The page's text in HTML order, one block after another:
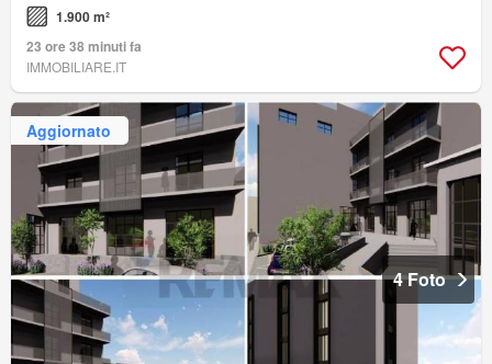
1.900 m²
23 ore 38 minuti fa
IMMOBILIARE.IT
Aggiornato
4 Foto